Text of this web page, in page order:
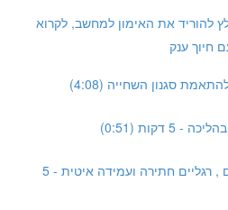
מספר 1 מומלץ להוריד את האימון למחשב, לקרוא
חיוך ענק
1.2 שכיבה על המים , רגליים חתירה ועמידה איטית - 5